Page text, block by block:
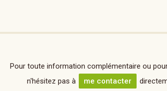
Pour toute information complémentaire ou
n'hésitez pas à
me contacter